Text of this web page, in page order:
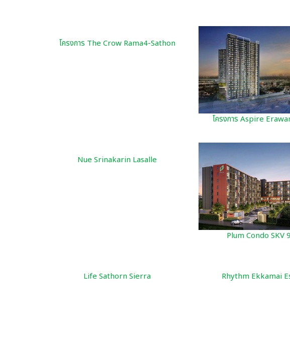
โครงการ The Crow Rama4-Sathon
โครงการ Aspire
Nue Srinakarin Lasalle
Plum Condo SKV
Life Sathorn Sierra Rhythm Ekkamai